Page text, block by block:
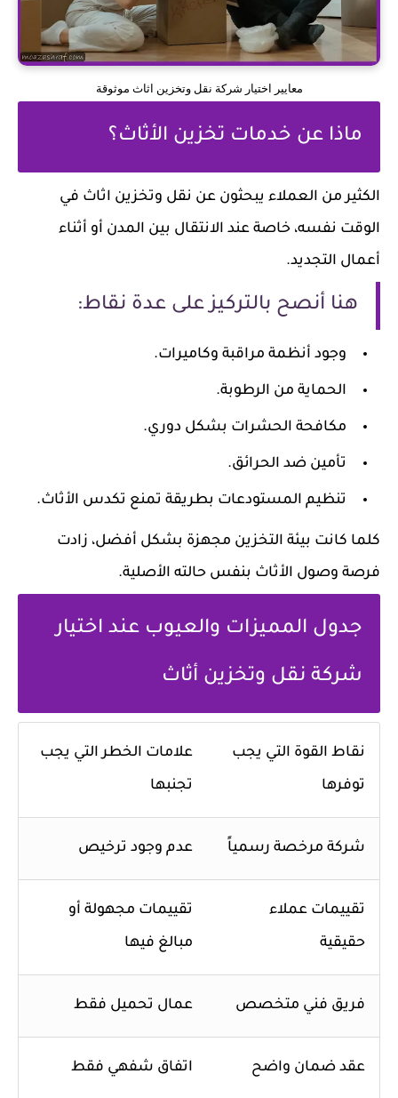
معايير اختيار شركة نقل وتخزين اثاث موثوقة
ماذا عن خدمات تخزين الأثاث؟
الكثير من العملاء يبحثون عن نقل وتخزين اثاث في
الوقت نفسه، خاصة عند الانتقال بين المدن أو أثناء
أعمال التجديد.
هنا أنصح بالتركيز على عدة نقاط:
وجود أنظمة مراقبة وكاميرات.
الحماية من الرطوبة.
مكافحة الحشرات بشكل دوري.
تأمين ضد الحرائق.
تنظيم المستودعات بطريقة تمنع تكدس الأثاث.
كلما كانت بيئة التخزين مجهزة بشكل أفضل، زادت
فرصة وصول الأثاث بنفس حالته الأصلية.
جدول المميزات والعيوب عند اختيار
شركة نقل وتخزين أثاث
نقاط القوة التي يجب
توفرها
علامات الخطر التي يجب
تجنبها
شركة مرخصة رسمياً عدم وجود ترخيص
تقييمات عملاء
حقيقية
تقييمات مجهولة أو
مبالغ فيها
فريق فني متخصص عمال تحميل فقط
عقد ضمان واضح اتفاق شفهي فقط